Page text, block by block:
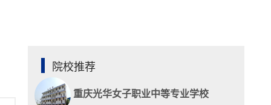
院校推荐
重庆光华女子职业中等专业学校